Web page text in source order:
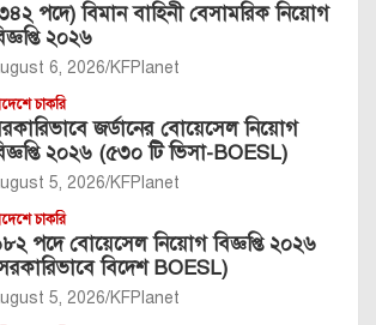
পদে) বিমান বাহিনী বেসামরিক নিয়োগ
২০২৬
6, 2026 KFPlanet
চাকরি
জর্ডানের বোয়েসেল নিয়োগ
২০২৬ (৫৩০ টি ভিসা-BOESL)
5, 2026 KFPlanet
চাকরি
পদে বোয়েসেল নিয়োগ বিজ্ঞপ্তি ২০২৬
বিদেশ BOESL)
5, 2026 KFPlanet